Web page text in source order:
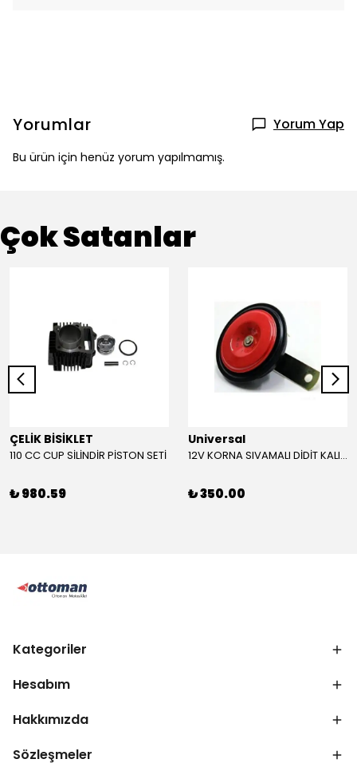
Yorumlar Yorum Yap
Bu ürün için henüz yorum yapılmamış.
Çok Satanlar
ÇELİK BİSİKLET
110 CC CUP SİLİNDİR PİSTON SETİ
₺ 980.59
Universal
12V KORNA SIVAMALI DİDİT KALIN SESLİ (KIRMIZI)
₺ 350.00
Kategoriler
Hesabım
Hakkımızda
Sözleşmeler